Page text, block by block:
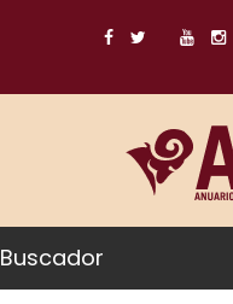
Buscador